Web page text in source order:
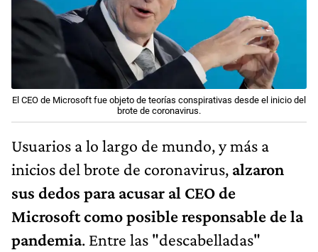
El CEO de Microsoft fue objeto de teorías conspirativas desde el inicio del
brote de coronavirus.
Usuarios a lo largo de mundo, y más a
inicios del brote de coronavirus, alzaron
sus dedos para acusar al CEO de
Microsoft como posible responsable de la
pandemia. Entre las "descabelladas"